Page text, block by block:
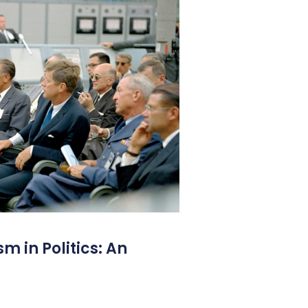
in Politics: An